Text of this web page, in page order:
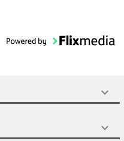

